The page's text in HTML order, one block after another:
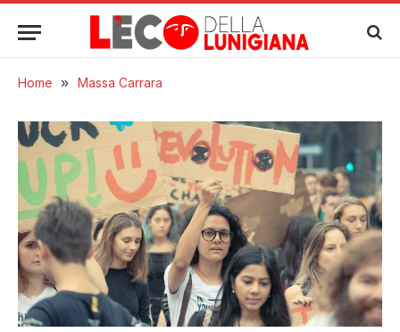
Home » Massa Carrara